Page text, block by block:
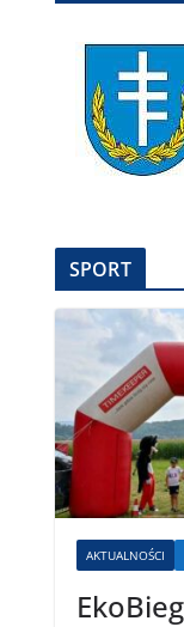
SPORT
AKTUALNOŚCI